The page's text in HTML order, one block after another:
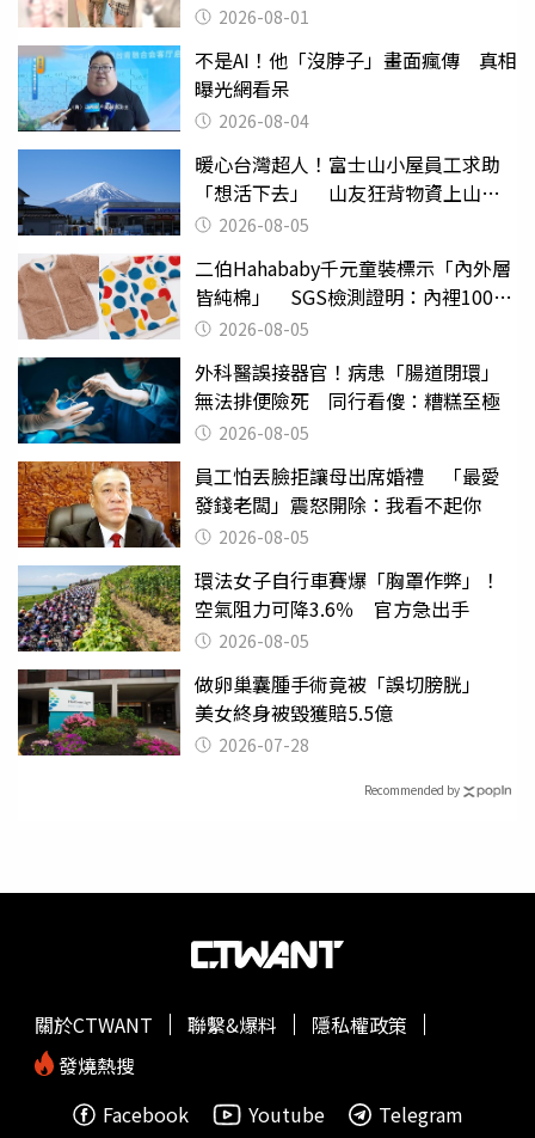
2026-08-01
不是AI！他「沒脖子」畫面瘋傳 真相
曝光網看呆
2026-08-04
暖心台灣超人！富士山小屋員工求助
「想活下去」 山友狂背物資上山：
台灣真的是寶島
2026-08-05
二伯Hahababy千元童裝標示「內外層
皆純棉」 SGS檢測證明：內裡100%
聚酯纖維
2026-08-05
外科醫誤接器官！病患「腸道閉環」
無法排便險死 同行看傻：糟糕至極
2026-08-05
員工怕丟臉拒讓母出席婚禮 「最愛
發錢老闆」震怒開除：我看不起你
2026-08-05
環法女子自行車賽爆「胸罩作弊」！
空氣阻力可降3.6％ 官方急出手
2026-08-05
做卵巢囊腫手術竟被「誤切膀胱」
美女終身被毀獲賠5.5億
2026-07-28
Recommended by
關於CTWANT 聯繫&爆料
隱私權政策
發燒熱搜
Facebook
Youtube Telegram